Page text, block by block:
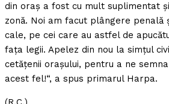
din oraş a fost cu mult suplimentat
zonă. Noi am facut plângere penală
cale, pe cei care au astfel de
faţa legii. Apelez din nou la simţul
cetăţenii oraşului, pentru a ne
acest fel!“, a spus primarul Harpa.